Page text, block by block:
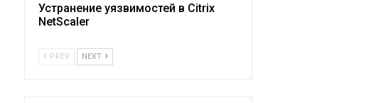
Устранение уязвимостей в Citrix
NetScaler
PREV NEXT